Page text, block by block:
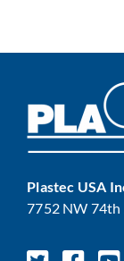
Plastec USA
7752 NW 74th